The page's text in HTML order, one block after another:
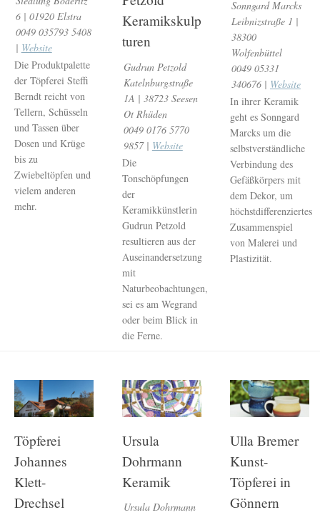
6 | 01920 Elstra
0049 035793 5408
| Website
Die Produktpalette
der Töpferei Steffi
Berndt reicht von
Tellern, Schüsseln
und Tassen über
Dosen und Krüge
bis zu
Zwiebeltöpfen und
vielem anderen
mehr.
Keramikskulp
turen
Gudrun Petzold
Katelnburgstraße
1A | 38723 Seesen
Ot Rhüden
0049 0176 5770
9857 | Website
Die
Tonschöpfungen
der
Keramikkünstlerin
Gudrun Petzold
resultieren aus der
Auseinandersetzung
mit
Naturbeobachtungen,
sei es am Wegrand
oder beim Blick in
die Ferne.
Sonngard Marcks
Leibnizstraße 1 |
38300
Wolfenbüttel
0049 05331
340676 | Website
In ihrer Keramik
geht es Sonngard
Marcks um die
selbstverständliche
Verbindung des
Gefäßkörpers mit
dem Dekor, um
höchstdifferenziertes
Zusammenspiel
von Malerei und
Plastizität.
Töpferei
Johannes
Klett-
Drechsel
Ursula
Dohrmann
Keramik
Ursula Dohrmann
Ulla Bremer
Kunst-
Töpferei in
Gönnern